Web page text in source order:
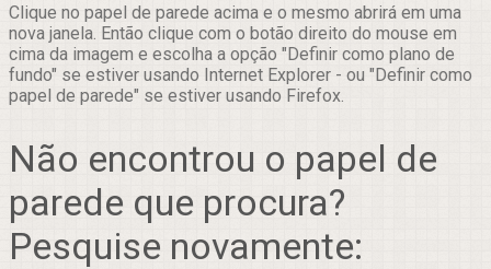
Clique no papel de parede acima e o mesmo abrirá em uma
nova janela. Então clique com o botão direito do mouse em
cima da imagem e escolha a opção "Definir como plano de
fundo" se estiver usando Internet Explorer - ou "Definir como
papel de parede" se estiver usando Firefox.
Não encontrou o papel de
parede que procura?
Pesquise novamente: